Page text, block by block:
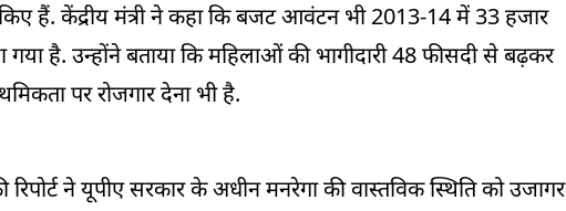
हैं. केंद्रीय मंत्री ने कहा कि बजट आवंटन भी 2013-14 में 33 हजार
है. उन्होंने बताया कि महिलाओं की भागीदारी 48 फीसदी से बढ़कर
पर रोजगार देना भी है.
ने यूपीए सरकार के अधीन मनरेगा की वास्तविक स्थिति को उजागर